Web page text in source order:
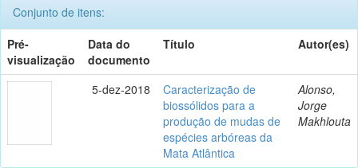
Conjunto de itens:
Pré-
visualização
Data do
documento
Título Autor(es)
5-dez-2018
Caracterização de
biossólidos para a
produção de mudas de
espécies arbóreas da
Mata Atlântica
Alonso,
Jorge
Makhlouta